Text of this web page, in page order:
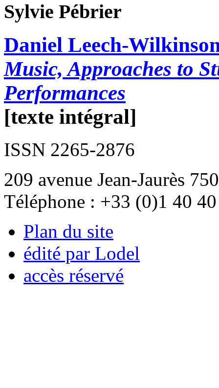
Sylvie Pébrier
Daniel Leech-
Music, Approaches to
Performances
[texte intégral]
ISSN 2265-2876
209 avenue Jean-Jaurès
Téléphone : +33 (0)1 40
Plan du site
édité par Lodel
accès réservé